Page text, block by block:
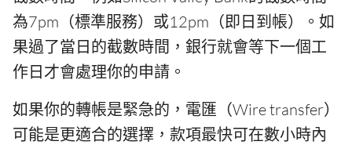
為7pm（標準服務）或12pm（即日到帳）。如
果過了當日的截數時間，銀行就會等下一個工
作日才會處理你的申請。
如果你的轉帳是緊急的，電匯（Wire transfer）
可能是更適合的選擇，款項最快可在數小時內